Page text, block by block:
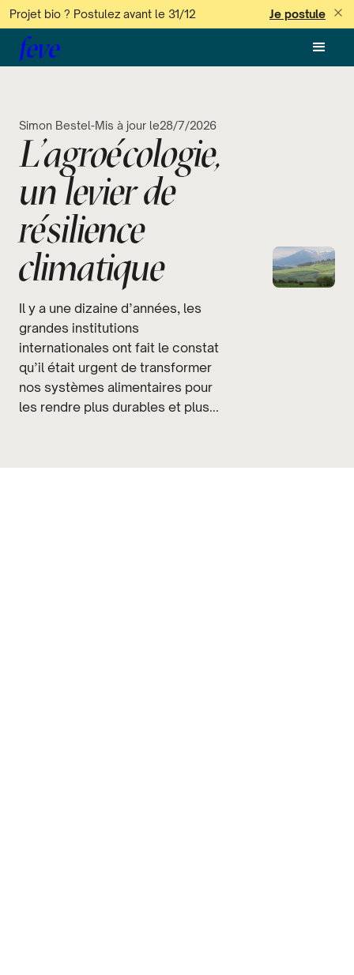
Projet bio ? Postulez avant le 31/12 Je postule
feve
Simon Bestel-Mis à jour le28/7/2026
L’agroécologie,
un levier de
résilience
climatique
Il y a une dizaine d’années, les
grandes institutions
internationales ont fait le constat
qu’il était urgent de transformer
nos systèmes alimentaires pour
les rendre plus durables et plus...